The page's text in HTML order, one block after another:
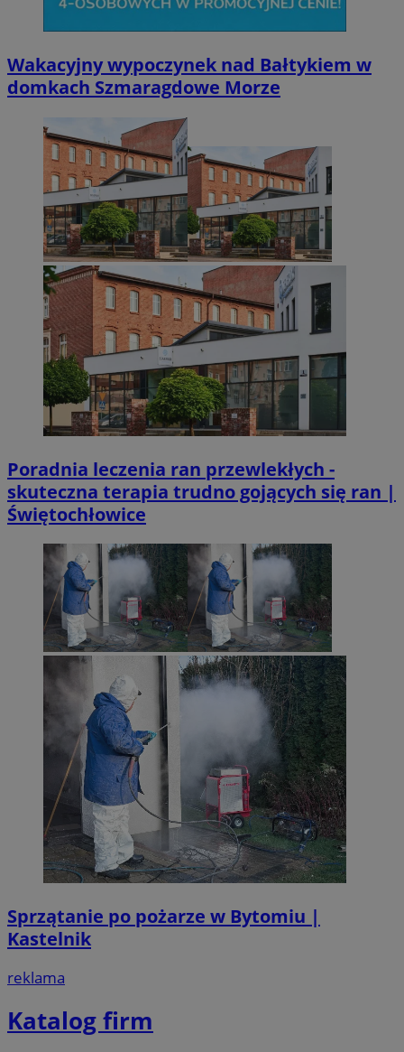
Wakacyjny wypoczynek nad Bałtykiem w
domkach Szmaragdowe Morze
Poradnia leczenia ran przewlekłych -
skuteczna terapia trudno gojących się ran |
Świętochłowice
Sprzątanie po pożarze w Bytomiu |
Kastelnik
reklama
Katalog firm